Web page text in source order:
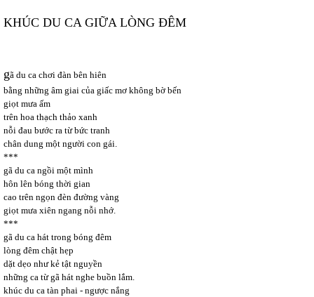
KHÚC DU CA GIỮA LÒNG ĐÊM
gã du ca chơi đàn bên hiên
bằng những âm giai của giấc mơ không bờ bến
giọt mưa ấm
trên hoa thạch thảo xanh
nỗi đau bước ra từ bức tranh
chân dung một người con gái.
***
gã du ca ngồi một mình
hôn lên bóng thời gian
cao trên ngọn đèn đường vàng
giọt mưa xiên ngang nỗi nhớ.
***
gã du ca hát trong bóng đêm
lòng đêm chật hẹp
dặt dẹo như kẻ tật nguyền
những ca từ gã hát nghe buồn lắm.
khúc du ca tàn phai - ngược nắng